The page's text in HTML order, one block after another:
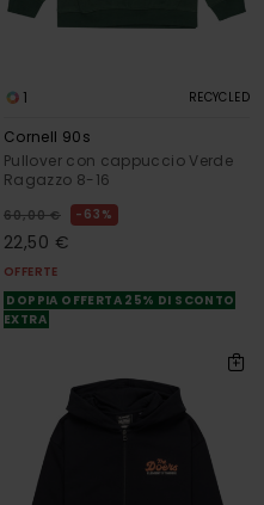
1 RECYCLED
Cornell 90s
Pullover con cappuccio Verde
Ragazzo 8-16
60,00 € 63%
22,50 €
OFFERTE
DOPPIA OFFERTA 25% DI SCONTO
EXTRA